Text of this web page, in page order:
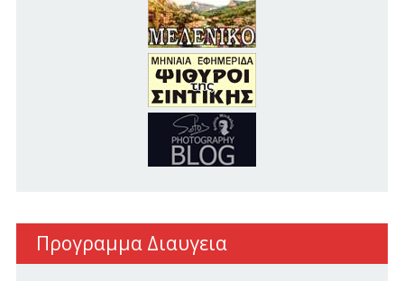
Προγραμμα Διαυγεια